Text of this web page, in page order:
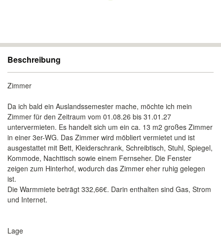
Beschreibung
Zimmer
Da ich bald ein Auslandssemester mache, möchte ich mein
Zimmer für den Zeitraum vom 01.08.26 bis 31.01.27
untervermieten. Es handelt sich um ein ca. 13 m2 großes Zimmer
in einer 3er-WG. Das Zimmer wird möbliert vermietet und ist
ausgestattet mit Bett, Kleiderschrank, Schreibtisch, Stuhl, Spiegel,
Kommode, Nachttisch sowie einem Fernseher. Die Fenster
zeigen zum Hinterhof, wodurch das Zimmer eher ruhig gelegen
ist.
Die Warmmiete beträgt 332,66€. Darin enthalten sind Gas, Strom
und Internet.
Lage